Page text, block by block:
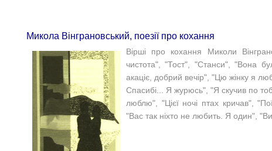
Микола Вінграновський, поезії про кохання
Вірші про кохання Миколи
чистота", "Тост", "Станси", "Вона
акаціє, добрий вечір", "Цю жінку я
Спасибі... Я журюсь", "Я скучив по
люблю", "Цієї ночі птах кричав",
"Вас так ніхто не любить. Я один",